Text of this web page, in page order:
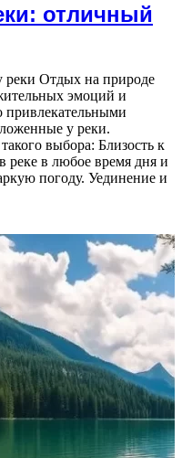
отличный
реки Отдых на природе
эмоций и
привлекательными
у реки.
выбора: Близость к
реке в любое время дня и
погоду. Уединение и